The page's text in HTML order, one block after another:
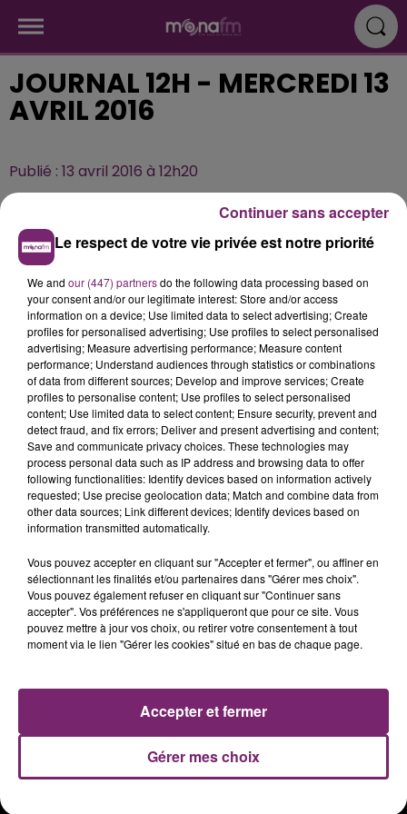
JOURNAL 12H - MERCREDI 13
AVRIL 2016
Publié : 13 avril 2016 à 12h20
ACTUS RADIO
PODCASTS
JEUX
PHOTOS PUBLICITÉ
Plan du site
Mentions légales
Le respect de votre vie privée est notre priorité
We and our (447) partnersdo the following data processing based on
your consent and/or our legitimate interest: Store and/or access
information on a device; Use limited data to select advertising; Create
profiles for personalised advertising; Use profiles to select personalised
advertising; Measure advertising performance; Measure content
performance; Understand audiences through statistics or combinations
of data from different sources; Develop and improve services; Create
profiles to personalise content; Use profiles to select personalised
content; Use limited data to select content; Ensure security, prevent and
detect fraud, and fix errors; Deliver and present advertising and content;
Save and communicate privacy choices. These technologies may
process personal data such as IP address and browsing data to offer
following functionalities: Identify devices based on information actively
requested; Use precise geolocation data; Match and combine data from
other data sources; Link different devices; Identify devices based on
information transmitted automatically.
Vous pouvez accepter en cliquant sur "Accepter et fermer", ou affiner en
sélectionnant les finalités et/ou partenaires dans "Gérer mes choix".
Vous pouvez également refuser en cliquant sur "Continuer sans
accepter". Vos préférences ne s'appliqueront que pour ce site. Vous
pouvez mettre à jour vos choix, ou retirer votre consentement à tout
moment via le lien "Gérer les cookies" situé en bas de chaque page.
Gérer mes choix
Accepter et fermer
Continuer sans accepter